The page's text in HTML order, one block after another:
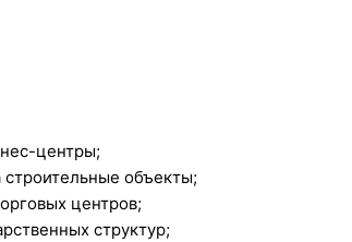
центры;
строительные объекты;
центров;
структур;